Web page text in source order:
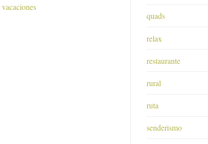
vacaciones
quads
relax
restaurante
rural
ruta
senderismo